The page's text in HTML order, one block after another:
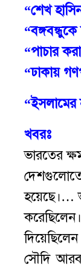
“শেখ
“পাচার
“ঢাকায়
“ইসলামের
খবরঃ
ভারতের
দেশগুলোতে
হয়েছে।…
সৌদি